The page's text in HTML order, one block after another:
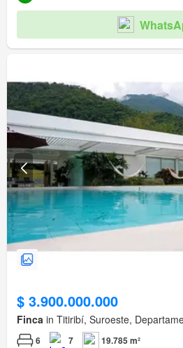
$ 3.900.000.000
Finca in Titiribí, Suroeste,
6 7 19.785 m²